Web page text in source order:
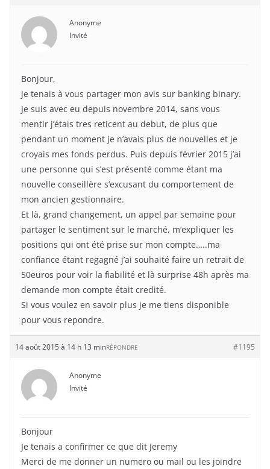
Anonyme
Invité
Bonjour,
je tenais à vous partager mon avis sur banking binary.
Je suis avec eu depuis novembre 2014, sans vous
mentir j’étais tres reticent au debut, de plus que
pendant un moment je n’avais plus de nouvelles et je
croyais mes fonds perdus. Puis depuis février 2015 j’ai
une personne qui s’est présenté comme étant ma
nouvelle conseillère s’excusant du comportement de
mon ancien gestionnaire.
Et là, grand changement, un appel par semaine pour
partager le sentiment sur le marché, m’expliquer les
positions qui ont été prise sur mon compte…..ma
confiance étant regagné j’ai souhaité faire un retrait de
50euros pour voir la fiabilité et là surprise 48h après ma
demande mon compte était credité.
Si vous voulez en savoir plus je me tiens disponible
pour vous repondre.
14 août 2015 à 14 h 13 min #1195
RÉPONDRE
Anonyme
Invité
Bonjour
Je tenais a confirmer ce que dit Jeremy
Merci de me donner un numero ou mail ou les joindre